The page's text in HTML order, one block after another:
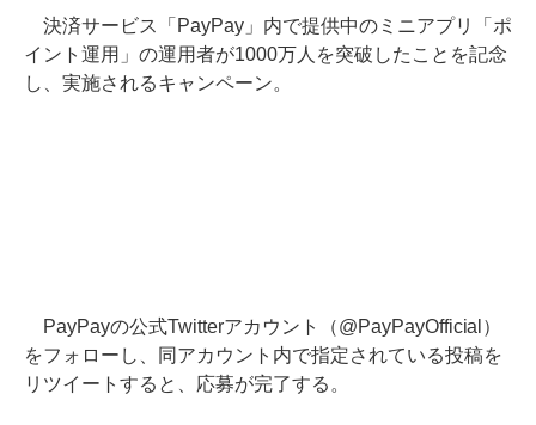
決済サービス「PayPay」内で提供中のミニアプリ「ポ
イント運用」の運用者が1000万人を突破したことを記念
し、実施されるキャンペーン。
PayPayの公式Twitterアカウント（@PayPayOfficial）
をフォローし、同アカウント内で指定されている投稿を
リツイートすると、応募が完了する。